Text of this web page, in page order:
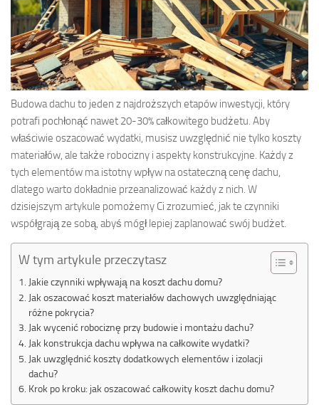
Budowa dachu to jeden z najdroższych etapów inwestycji, który
potrafi pochłonąć nawet 20-30% całkowitego budżetu. Aby
właściwie oszacować wydatki, musisz uwzględnić nie tylko koszty
materiałów, ale także robocizny i aspekty konstrukcyjne. Każdy z
tych elementów ma istotny wpływ na ostateczną cenę dachu,
dlatego warto dokładnie przeanalizować każdy z nich. W
dzisiejszym artykule pomożemy Ci zrozumieć, jak te czynniki
współgrają ze sobą, abyś mógł lepiej zaplanować swój budżet.
W tym artykule przeczytasz
Jakie czynniki wpływają na koszt dachu domu?
Jak oszacować koszt materiałów dachowych uwzględniając
różne pokrycia?
Jak wycenić robociznę przy budowie i montażu dachu?
Jak konstrukcja dachu wpływa na całkowite wydatki?
Jak uwzględnić koszty dodatkowych elementów i izolacji
dachu?
Krok po kroku: jak oszacować całkowity koszt dachu domu?